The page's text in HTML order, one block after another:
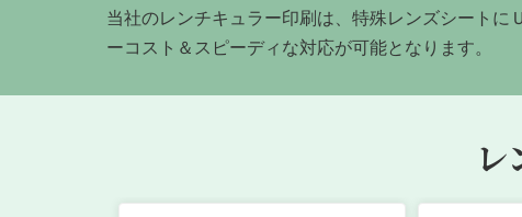
当社のレンチキュラー印刷は、特殊レンズシート
ーコスト＆スピーディな対応が可能となります。